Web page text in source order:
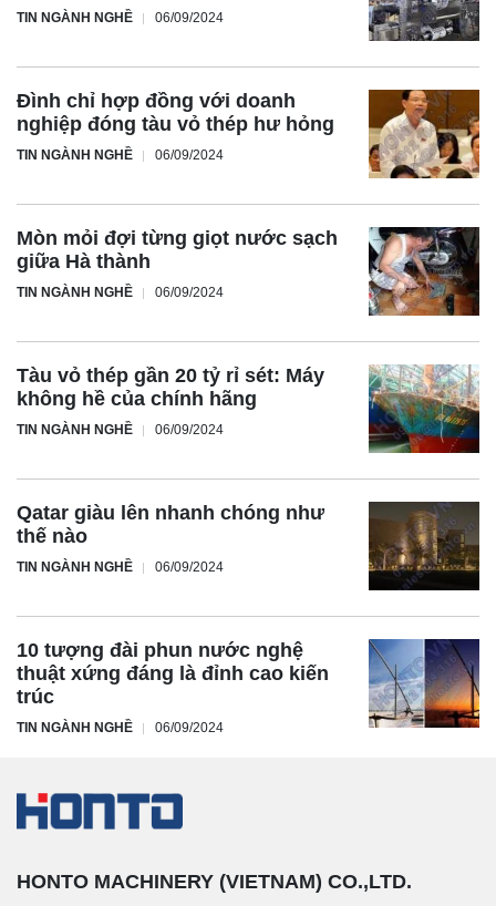
TIN NGÀNH NGHỀ 06/09/2024
Đình chỉ hợp đồng với doanh
nghiệp đóng tàu vỏ thép hư hỏng
TIN NGÀNH NGHỀ 06/09/2024
Mòn mỏi đợi từng giọt nước sạch
giữa Hà thành
TIN NGÀNH NGHỀ 06/09/2024
Tàu vỏ thép gần 20 tỷ rỉ sét: Máy
không hề của chính hãng
TIN NGÀNH NGHỀ 06/09/2024
Qatar giàu lên nhanh chóng như
thế nào
TIN NGÀNH NGHỀ 06/09/2024
10 tượng đài phun nước nghệ
thuật xứng đáng là đỉnh cao kiến
trúc
TIN NGÀNH NGHỀ 06/09/2024
HONTO MACHINERY (VIETNAM) CO.,LTD.